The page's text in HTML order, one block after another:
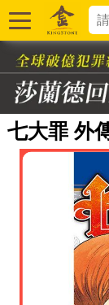
七大罪 外